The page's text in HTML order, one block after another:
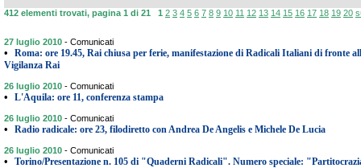
412 elementi trovati, pagina 1 di 21 1 2 3 4 5 6 7 8 9 10 11 12 13 14 15 16 17 18 19 20
27 luglio 2010 - Comunicati
•
Roma: ore 19.45, Rai chiusa per ferie, manifestazione di Radicali Italiani di fronte
Vigilanza Rai
26 luglio 2010 - Comunicati
• L'Aquila: ore 11, conferenza stampa
26 luglio 2010 - Comunicati
• Radio radicale: ore 23, filodiretto con Andrea De Angelis e Michele De Lucia
26 luglio 2010 - Comunicati
• Torino/Presentazione n. 105 di "Quaderni Radicali". Numero speciale: